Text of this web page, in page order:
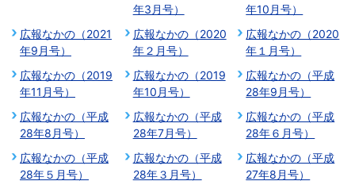
年3月号）
年10月号）
広報なかの（2021
年9月号）
広報なかの（2020
年２月号）
広報なかの（2020
年１月号）
広報なかの（2019
年11月号）
広報なかの（2019
年10月号）
広報なかの（平成
28年9月号）
広報なかの（平成
28年8月号）
広報なかの（平成
28年7月号）
広報なかの（平成
28年６月号）
広報なかの（平成
28年５月号）
広報なかの（平成
28年３月号）
広報なかの（平成
27年8月号）